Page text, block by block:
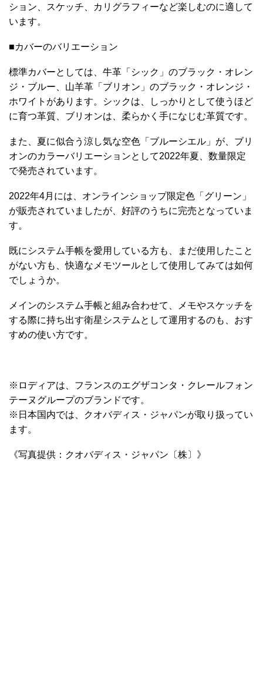
ション、スケッチ、カリグラフィーなど楽しむのに適して
います。
■カバーのバリエーション
標準カバーとしては、牛革「シック」のブラック・オレン
ジ・ブルー、山羊革「ブリオン」のブラック・オレンジ・
ホワイトがあります。シックは、しっかりとして使うほど
に育つ革質、ブリオンは、柔らかく手になじむ革質です。
また、夏に似合う涼し気な空色「ブルーシエル」が、ブリ
オンのカラーバリエーションとして2022年夏、数量限定
で発売されています。
2022年4月には、オンラインショップ限定色「グリーン」
が販売されていましたが、好評のうちに完売となっていま
す。
既にシステム手帳を愛用している方も、まだ使用したこと
がない方も、快適なメモツールとして使用してみては如何
でしょうか。
メインのシステム手帳と組み合わせて、メモやスケッチを
する際に持ち出す衛星システムとして運用するのも、おす
すめの使い方です。
※ロディアは、フランスのエグザコンタ・クレールフォン
テーヌグループのブランドです。
※日本国内では、クオバディス・ジャパンが取り扱ってい
ます。
《写真提供：クオバディス・ジャパン〔株〕》